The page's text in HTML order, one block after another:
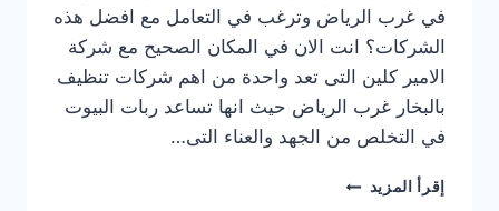
في غرب الرياض وترغب في التعامل مع افضل هذه
الشركات؟ انت الان في المكان الصحيح مع شركة
الامير كلين التى تعد واحدة من اهم شركات تنظيف
بالبخار غرب الرياض حيث انها تساعد ربات البيوت
في التخلص من الجهد والعناء التى…
إقرأ المزيد شركة